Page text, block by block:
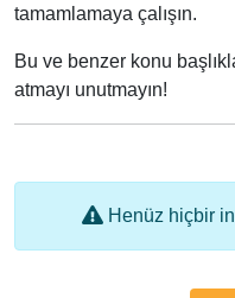
tamamlamaya çalışın.
Bu ve benzer konu
atmayı unutmayın!
Henüz hiçbir